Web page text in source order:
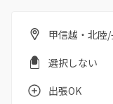
甲信越・北陸
選択しない
出張OK